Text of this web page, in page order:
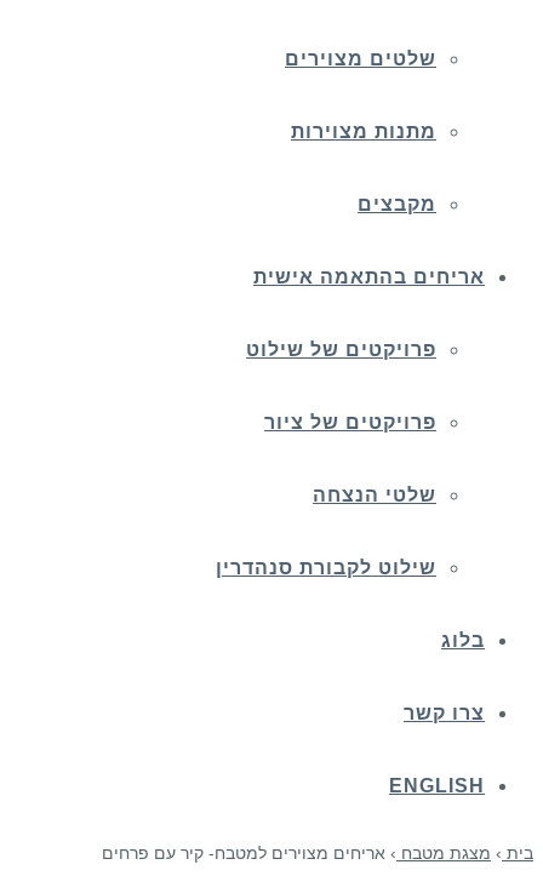
שלטים מצוירים
מתנות מצוירות
מקבצים
אריחים בהתאמה אישית
פרויקטים של שילוט
פרויקטים של ציור
שלטי הנצחה
שילוט לקבורת סנהדרין
בלוג
צרו קשר
ENGLISH
בית › מצגת מטבח › אריחים מצוירים למטבח- קיר עם פרחים